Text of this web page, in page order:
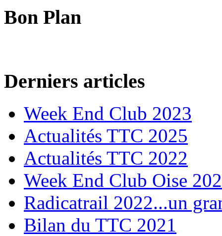
Bon Plan
Derniers articles
Week End Club 2023
Actualités TTC 2025
Actualités TTC 2022
Week End Club Oise
Radicatrail 2022...un
Bilan du TTC 2021